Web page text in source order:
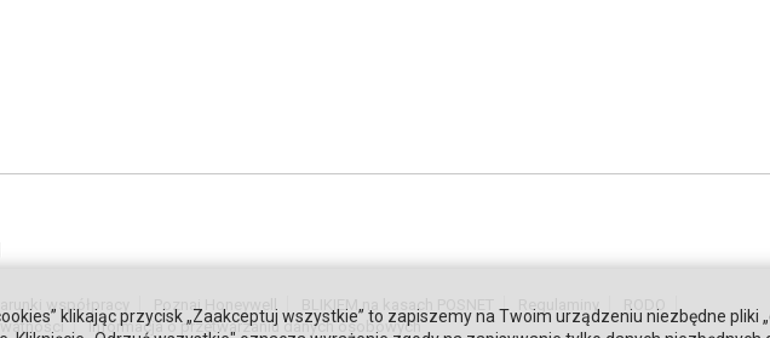
Informacja o przetwarzaniu danych osobowych
klikając przycisk „Zaakceptuj wszystkie” to zapiszemy na Twoim urządzeniu niezbędne pliki